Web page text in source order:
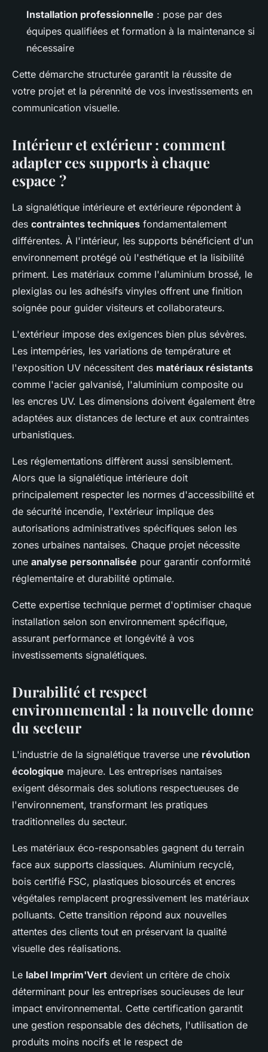
Installation professionnelle : pose par des
équipes qualifiées et formation à la maintenance si
nécessaire
Cette démarche structurée garantit la réussite de
votre projet et la pérennité de vos investissements en
communication visuelle.
Intérieur et extérieur : comment
adapter ces supports à chaque
espace ?
La signalétique intérieure et extérieure répondent à
des contraintes techniques fondamentalement
différentes. À l'intérieur, les supports bénéficient d'un
environnement protégé où l'esthétique et la lisibilité
priment. Les matériaux comme l'aluminium brossé, le
plexiglas ou les adhésifs vinyles offrent une finition
soignée pour guider visiteurs et collaborateurs.
L'extérieur impose des exigences bien plus sévères.
Les intempéries, les variations de température et
l'exposition UV nécessitent des matériaux résistants
comme l'acier galvanisé, l'aluminium composite ou
les encres UV. Les dimensions doivent également être
adaptées aux distances de lecture et aux contraintes
urbanistiques.
Les réglementations diffèrent aussi sensiblement.
Alors que la signalétique intérieure doit
principalement respecter les normes d'accessibilité et
de sécurité incendie, l'extérieur implique des
autorisations administratives spécifiques selon les
zones urbaines nantaises. Chaque projet nécessite
une analyse personnalisée pour garantir conformité
réglementaire et durabilité optimale.
Cette expertise technique permet d'optimiser chaque
installation selon son environnement spécifique,
assurant performance et longévité à vos
investissements signalétiques.
Durabilité et respect
environnemental : la nouvelle donne
du secteur
L'industrie de la signalétique traverse une révolution
écologique majeure. Les entreprises nantaises
exigent désormais des solutions respectueuses de
l'environnement, transformant les pratiques
traditionnelles du secteur.
Les matériaux éco-responsables gagnent du terrain
face aux supports classiques. Aluminium recyclé,
bois certifié FSC, plastiques biosourcés et encres
végétales remplacent progressivement les matériaux
polluants. Cette transition répond aux nouvelles
attentes des clients tout en préservant la qualité
visuelle des réalisations.
Le label Imprim'Vert devient un critère de choix
déterminant pour les entreprises soucieuses de leur
impact environnemental. Cette certification garantit
une gestion responsable des déchets, l'utilisation de
produits moins nocifs et le respect de